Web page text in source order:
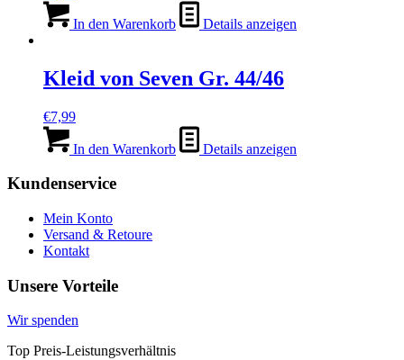
In den Warenkorb Details anzeigen
Kleid von Seven Gr. 44/46
€7,99
In den Warenkorb Details anzeigen
Kundenservice
Mein Konto
Versand & Retoure
Kontakt
Unsere Vorteile
Wir spenden
Top Preis-Leistungsverhältnis